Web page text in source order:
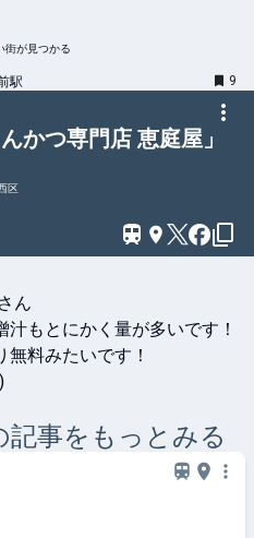
街が見つかる
駅 9
かつ専門店 恵庭屋」
区
ん
汁もとにかく量が多いです！
料みたいです！
記事をもっとみる